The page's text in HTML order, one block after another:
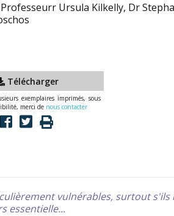
Professeurr Ursula Kilkelly, Dr
Télécharger
exemplaires imprimés, sous
merci de nous contacter
vulnérables, surtout s'ils
essentielle...